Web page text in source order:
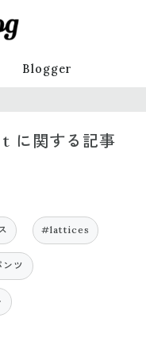
Blogger
に関する記事
#lattices
ツ